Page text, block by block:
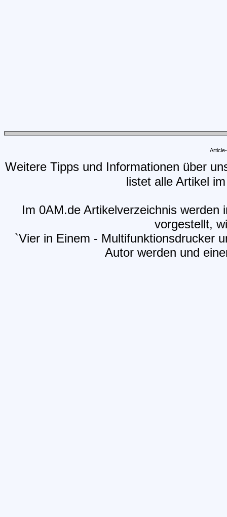
Weitere Tipps und Informationen über
listet alle Artikel
Im 0AM.de Artikelverzeichnis
vorgestellt,
`Vier in Einem - Multifunktionsdrucker
Autor werden und